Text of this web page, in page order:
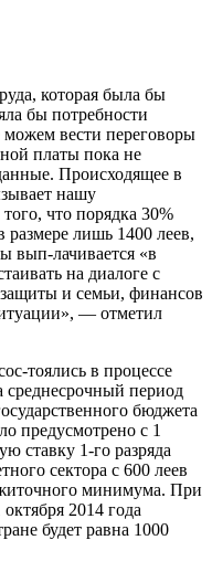
которая была бы
бы потребности
вести переговоры
платы пока не
Происходящее в
нашу
что порядка 30%
размере лишь 1400 леев,
вып-лачивается «в
на диалоге с
и семьи, фи­нансов
— отметил
тоялись в процессе
среднесрочный период
бюджета
предусмотрено с 1
ставку 1-го разря­да
сектора с 600 леев
минимума. При
2014 года
будет равна 1000